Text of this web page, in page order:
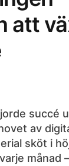
att
succé
av
sköt i
månad